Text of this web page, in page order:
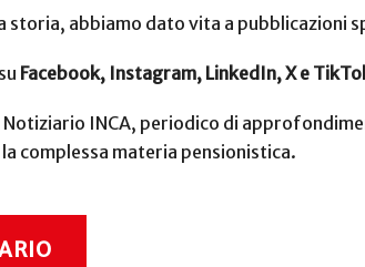
storia, abbiamo dato vita a pubblicazioni
Facebook, Instagram, LinkedIn, X e
Notiziario INCA, periodico di
complessa materia pensionistica.